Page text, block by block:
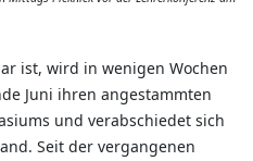
ist, wird in wenigen Wochen
Juni ihren angestammten
und verabschiedet sich
Seit der vergangenen